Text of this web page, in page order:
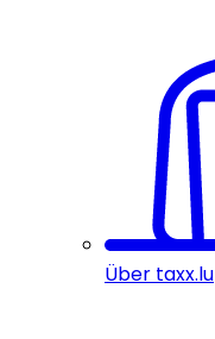
Über taxx.lu